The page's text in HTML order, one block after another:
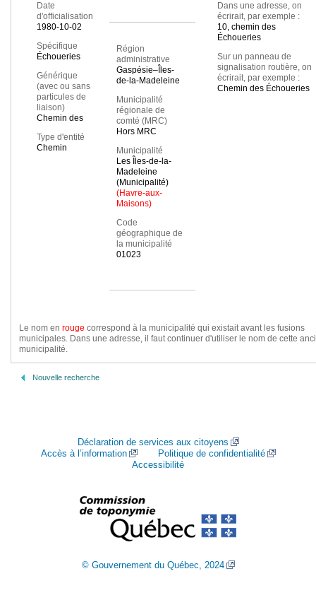
Date
d'officialisation
1980-10-02
Spécifique
Échoueries
Générique
(avec ou sans
particules de
liaison)
Chemin des
Type d'entité
Chemin
Région
administrative
Gaspésie–Îles-
de-la-Madeleine
Municipalité
régionale de
comté (MRC)
Hors MRC
Municipalité
Les Îles-de-la-
Madeleine
(Municipalité)
(Havre-aux-
Maisons)
Code
géographique de
la municipalité
01023
Dans une adresse, on
écrirait, par exemple :
10, chemin des
Échoueries
Sur un panneau de
signalisation routière, on
écrirait, par exemple :
Chemin des Échoueries
Le nom en rouge correspond à la municipalité qui existait avant les fusions
municipales. Dans une adresse, il faut continuer d'utiliser le nom de cette
municipalité.
Nouvelle recherche
Déclaration de services aux citoyens
Accès à l’information
Politique de confidentialité
Accessibilité
© Gouvernement du Québec, 2024